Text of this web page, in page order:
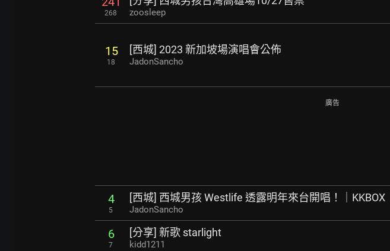
268 zoosleep
15
18
[西城] 2023 新加坡場演唱會公佈
JadonSancho
廣告
4
5
[西城] 西城男孩 Westlife 透露明年來台開唱！｜KKBOX
JadonSancho
6
7
[分享] 新歌 starlight
kidd1211